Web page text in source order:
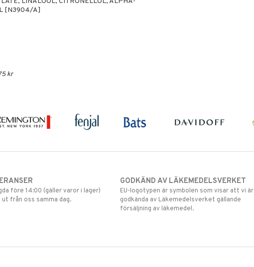
[N3904/A]
kr
före 14:00 (gäller varor i lager)
från oss samma dag.
GODKÄND AV LÄKEMEDELSVERKET
EU-logotypen är symbolen som visar att vi är
godkända av Läkemedelsverket gällande
försäljning av läkemedel.